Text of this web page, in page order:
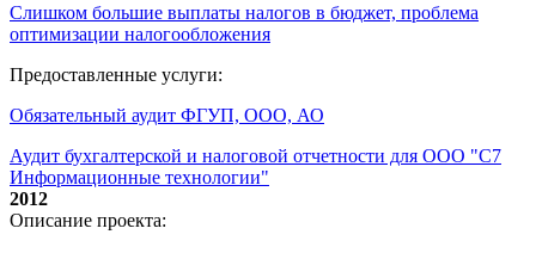
Слишком большие выплаты налогов в бюджет, проблема
оптимизации налогообложения
Предоставленные услуги:
Обязательный аудит ФГУП, ООО, АО
Аудит бухгалтерской и налоговой отчетности для ООО "С7
Информационные технологии"
2012
Описание проекта: